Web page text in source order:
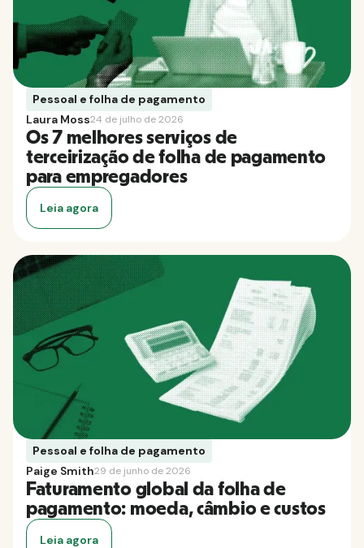
Pessoal e folha de pagamento
Laura Moss24 de julho de 2026
Os 7 melhores serviços de
terceirização de folha de pagamento
para empregadores
Leia agora
Pessoal e folha de pagamento
Paige Smith29 de junho de 2026
Faturamento global da folha de
pagamento: moeda, câmbio e custos
Leia agora